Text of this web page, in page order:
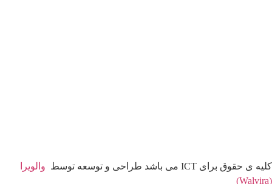
کلیه ی حقوق برای ICT می باشد طراحی و توسعه توسط
والویرا
(Walvira)